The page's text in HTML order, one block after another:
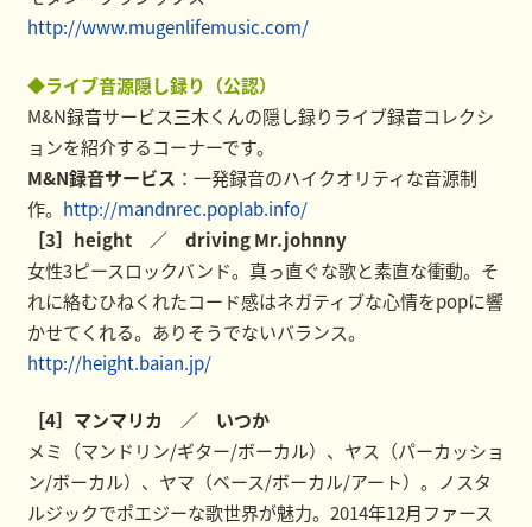
http://www.mugenlifemusic.com/
◆ライブ音源隠し録り（公認）
M&N録音サービス三木くんの隠し録りライブ録音コレクシ
ョンを紹介するコーナーです。
M&N録音サービス ：一発録音のハイクオリティな音源制
作。 http://mandnrec.poplab.info/
［3］height ／ driving Mr.johnny
女性3ピースロックバンド。真っ直ぐな歌と素直な衝動。そ
れに絡むひねくれたコード感はネガティブな心情をpopに響
かせてくれる。ありそうでないバランス。
http://height.baian.jp/
［4］マンマリカ ／ いつか
メミ（マンドリン/ギター/ボーカル）、ヤス（パーカッショ
ン/ボーカル）、ヤマ（ベース/ボーカル/アート）。ノスタ
ルジックでポエジーな歌世界が魅力。2014年12月ファース